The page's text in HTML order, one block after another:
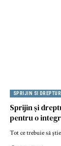
SPRIJIN SI DREPTURI
Sprijin și
pentru o
Tot ce trebuie să